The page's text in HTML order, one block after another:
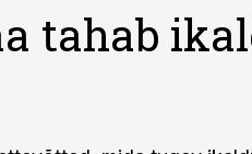
tahab